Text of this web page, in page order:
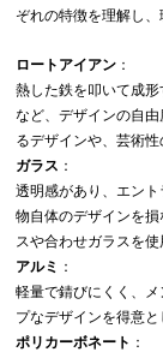
ぞれの特徴を理解し
ロートアイアン ：
熱した鉄を叩いて成
など、デザインの自
るデザインや、芸術
ガラス ：
透明感があり、エン
物自体のデザインを
スや合わせガラスを
アルミ ：
軽量で錆びにくく、
プなデザインを得意
ポリカーボネート ：